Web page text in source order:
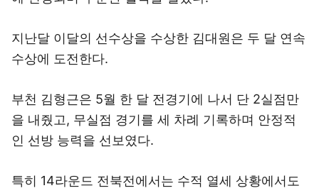
지난달 이달의 선수상을 수상한 김대원은 두 달 연속
수상에 도전한다.
부천 김형근은 5월 한 달 전경기에 나서 단 2실점만
을 내줬고, 무실점 경기를 세 차례 기록하며 안정적
인 선방 능력을 선보였다.
특히 14라운드 전북전에서는 수적 열세 상황에서도